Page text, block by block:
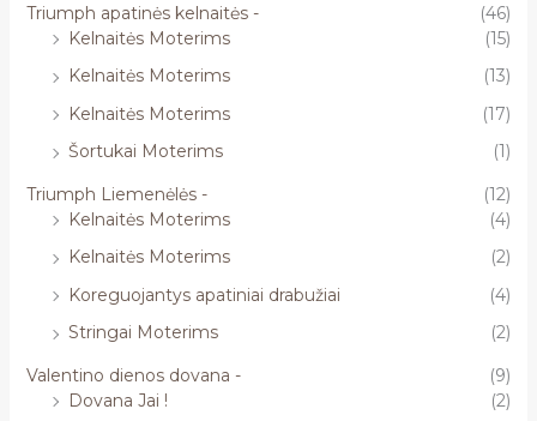
Triumph apatinės kelnaitės -
(46)
Kelnaitės Moterims
(15)
Kelnaitės Moterims
(13)
Kelnaitės Moterims
(17)
Šortukai Moterims
(1)
Triumph Liemenėlės -
(12)
Kelnaitės Moterims
(4)
Kelnaitės Moterims
(2)
Koreguojantys apatiniai drabužiai
(4)
Stringai Moterims
(2)
Valentino dienos dovana -
(9)
Dovana Jai !
(2)